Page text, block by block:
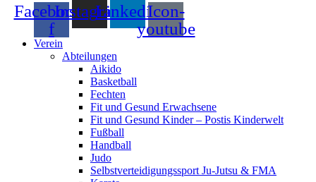
Facebook-
f
InstagramLinkedinIcon-
youtube
Verein
Abteilungen
Aikido
Basketball
Fechten
Fit und Gesund Erwachsene
Fit und Gesund Kinder – Postis Kinderwelt
Fußball
Handball
Judo
Selbstverteidigungssport Ju-Jutsu & FMA